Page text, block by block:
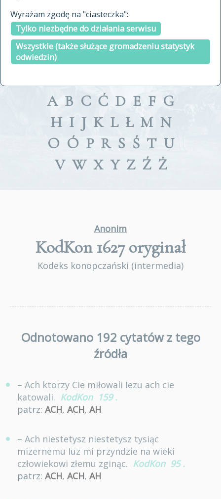
Wyrażam zgodę na "ciasteczka":
Tylko niezbędne do działania serwisu
Wszystkie (także służące gromadzeniu statystyk
odwiedzin)
indeksie
a fronte
a tergo
A B C Ć D E F G
H I J K L Ł M N
O Ó P R S Ś T U
V W X Y Z Ź Ż
Anonim
KodKon 1627oryginał
Kodeks konopczański (intermedia)
Odnotowano 192 cytatów z tego
źródła
– Ach ktorzy Cie miłowali Iezu ach cie
katowali. KodKon 159 .
patrz: ACH, ACH, AH
– Ach niestetysz niestetysz tysiąc
mizernemu Iuz mi przyndzie na wieki
człowiekowi złemu zginąc. KodKon 95 .
patrz: ACH, ACH, AH